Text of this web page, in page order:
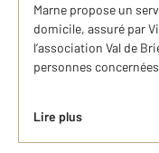
Marne propose un
domicile, assuré par
l’association Val de
personnes
Lire plus